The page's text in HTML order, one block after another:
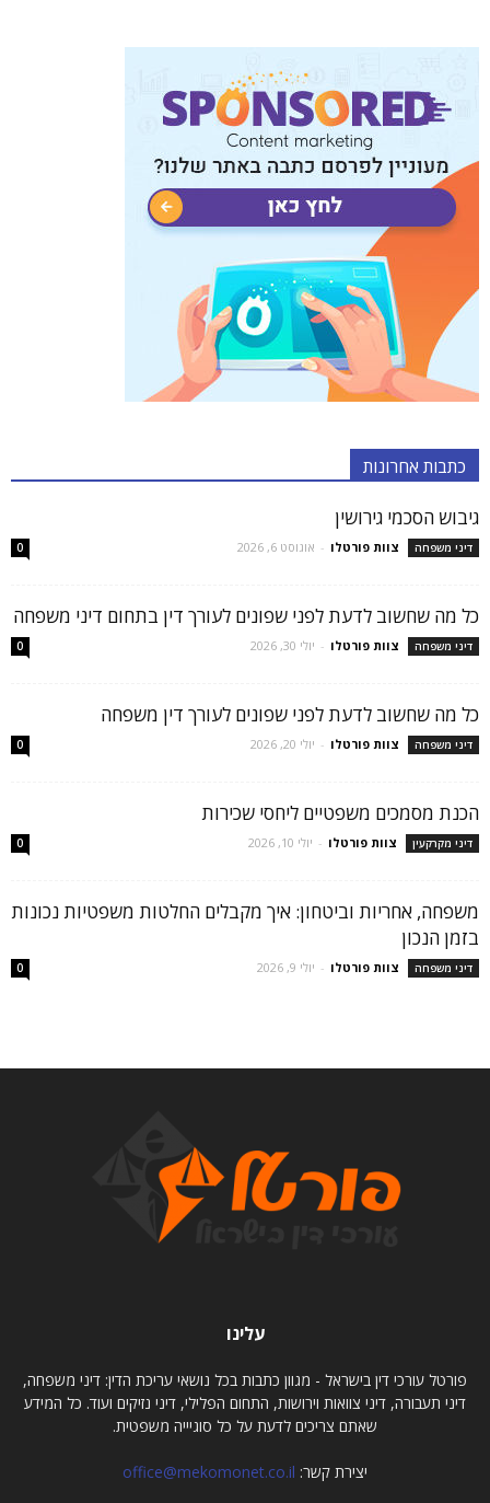
כתבות אחרונות
גיבוש הסכמי גירושין
דיני משפחה צוות פורטלו - אוגוסט 6, 2026 0
כל מה שחשוב לדעת לפני שפונים לעורך דין בתחום דיני משפחה
דיני משפחה צוות פורטלו - יולי 30, 2026 0
כל מה שחשוב לדעת לפני שפונים לעורך דין משפחה
דיני משפחה צוות פורטלו - יולי 20, 2026 0
הכנת מסמכים משפטיים ליחסי שכירות
דיני מקרקעין צוות פורטלו - יולי 10, 2026 0
משפחה, אחריות וביטחון: איך מקבלים החלטות משפטיות נכונות
בזמן הנכון
דיני משפחה צוות פורטלו - יולי 9, 2026 0
עלינו
פורטל עורכי דין בישראל - מגוון כתבות בכל נושאי עריכת הדין: דיני משפחה,
דיני תעבורה, דיני צוואות וירושות, התחום הפלילי, דיני נזיקים ועוד. כל המידע
שאתם צריכים לדעת על כל סוגיייה משפטית.
יצירת קשר: office@mekomonet.co.il